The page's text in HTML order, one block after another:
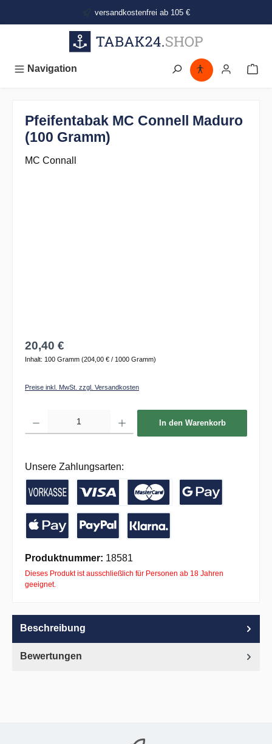
versandkostenfrei ab 105 €
Navigation
Pfeifentabak MC Connell Maduro
(100 Gramm)
MC Connall
20,40 €
Inhalt: 100 Gramm (204,00 € / 1000 Gramm)
Preise inkl. MwSt. zzgl. Versandkosten
In den Warenkorb
Unsere Zahlungsarten:
Vorkasse / Banküberweisung
Kreditkarte
Produktnummer: 18581
Dieses Produkt ist ausschließlich für Personen ab 18 Jahren
geeignet.
Beschreibung
Bewertungen